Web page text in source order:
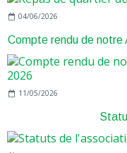
04/06/2026
Compte rendu de notre
11/05/2026